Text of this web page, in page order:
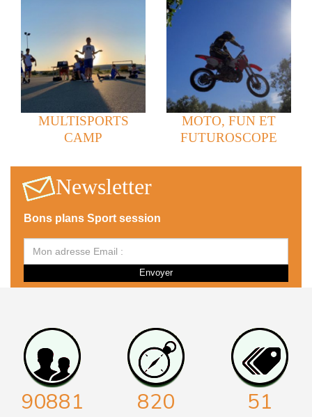
MULTISPORTS
CAMP
MOTO, FUN ET
FUTUROSCOPE
Newsletter
Bons plans Sport session
Envoyer
90881 820 51